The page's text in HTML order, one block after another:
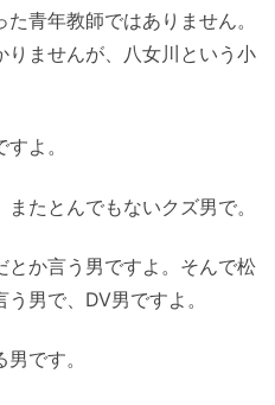
青年教師ではありません。
りませんが、八女川という小
よ。
たとんでもないクズ男で。
か言う男ですよ。そんで松
男で、DV男ですよ。
です。